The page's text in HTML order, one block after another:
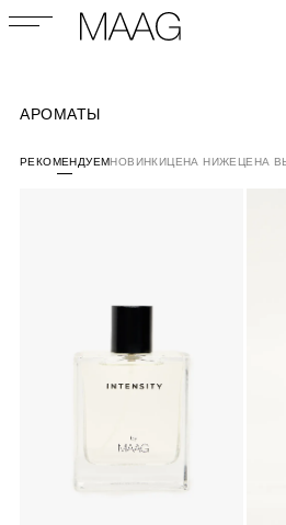
АРОМАТЫ
РЕКОМЕНДУЕМНОВИНКИЦЕНА НИЖЕ ЦЕНА